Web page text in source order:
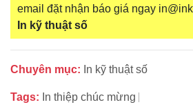
email đặt nhận báo giá ngay
In kỹ thuật số
Chuyên mục: In kỹ thuật số
Tags: In thiệp chúc mừng